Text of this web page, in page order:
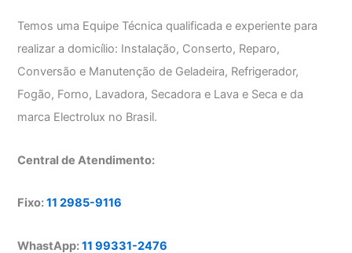
Temos uma Equipe Técnica qualificada e experiente para
realizar a domicílio: Instalação, Conserto, Reparo,
Conversão e Manutenção de Geladeira, Refrigerador,
Fogão, Forno, Lavadora, Secadora e Lava e Seca e da
marca Electrolux no Brasil.
Central de Atendimento:
Fixo:11 2985-9116
WhastApp:11 99331-2476